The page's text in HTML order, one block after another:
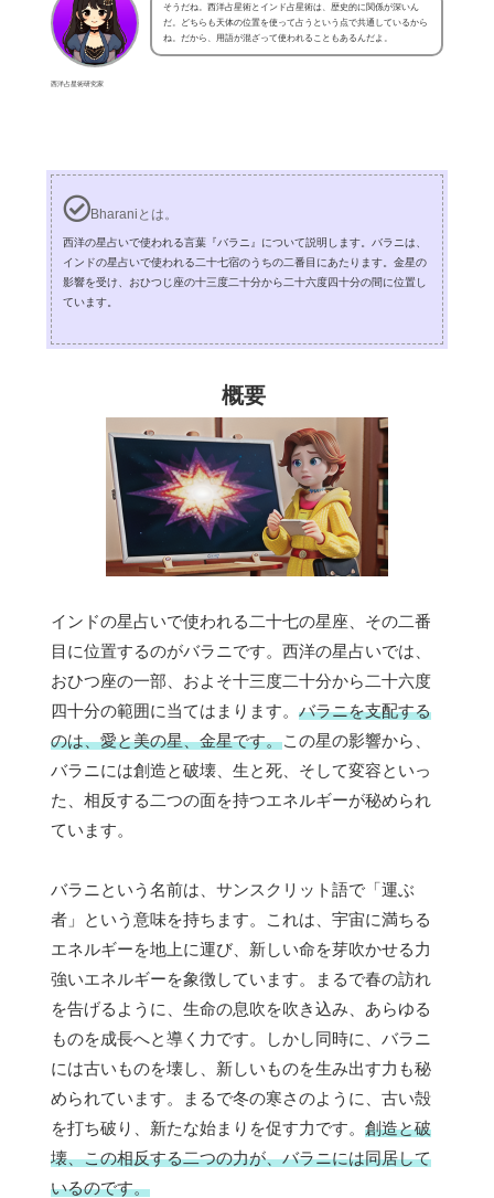
西洋占星術研究家
そうだね。西洋占星術とインド占星術は、歴史的に関係が深いん
だ。どちらも天体の位置を使って占うという点で共通しているから
ね。だから、用語が混ざって使われることもあるんだよ。
Bharaniとは。
西洋の星占いで使われる言葉『バラニ』について説明します。バラニは、
インドの星占いで使われる二十七宿のうちの二番目にあたります。金星の
影響を受け、おひつじ座の十三度二十分から二十六度四十分の間に位置し
ています。
概要
インドの星占いで使われる二十七の星座、その二番
目に位置するのがバラニです。西洋の星占いでは、
おひつ座の一部、およそ十三度二十分から二十六度
四十分の範囲に当てはまります。 バラニを支配する
のは、愛と美の星、金星です。この星の影響から、
バラニには創造と破壊、生と死、そして変容といっ
た、相反する二つの面を持つエネルギーが秘められ
ています。
バラニという名前は、サンスクリット語で「運ぶ
者」という意味を持ちます。これは、宇宙に満ちる
エネルギーを地上に運び、新しい命を芽吹かせる力
強いエネルギーを象徴しています。まるで春の訪れ
を告げるように、生命の息吹を吹き込み、あらゆる
ものを成長へと導く力です。しかし同時に、バラニ
には古いものを壊し、新しいものを生み出す力も秘
められています。まるで冬の寒さのように、古い殻
を打ち破り、新たな始まりを促す力です。 創造と破
壊、この相反する二つの力が、バラニには同居して
いるのです。